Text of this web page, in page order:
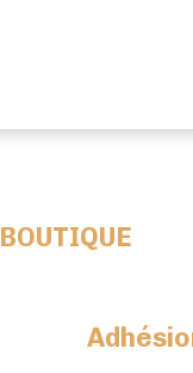
BOUTIQUE